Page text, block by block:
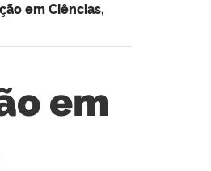
em Ciências,
em